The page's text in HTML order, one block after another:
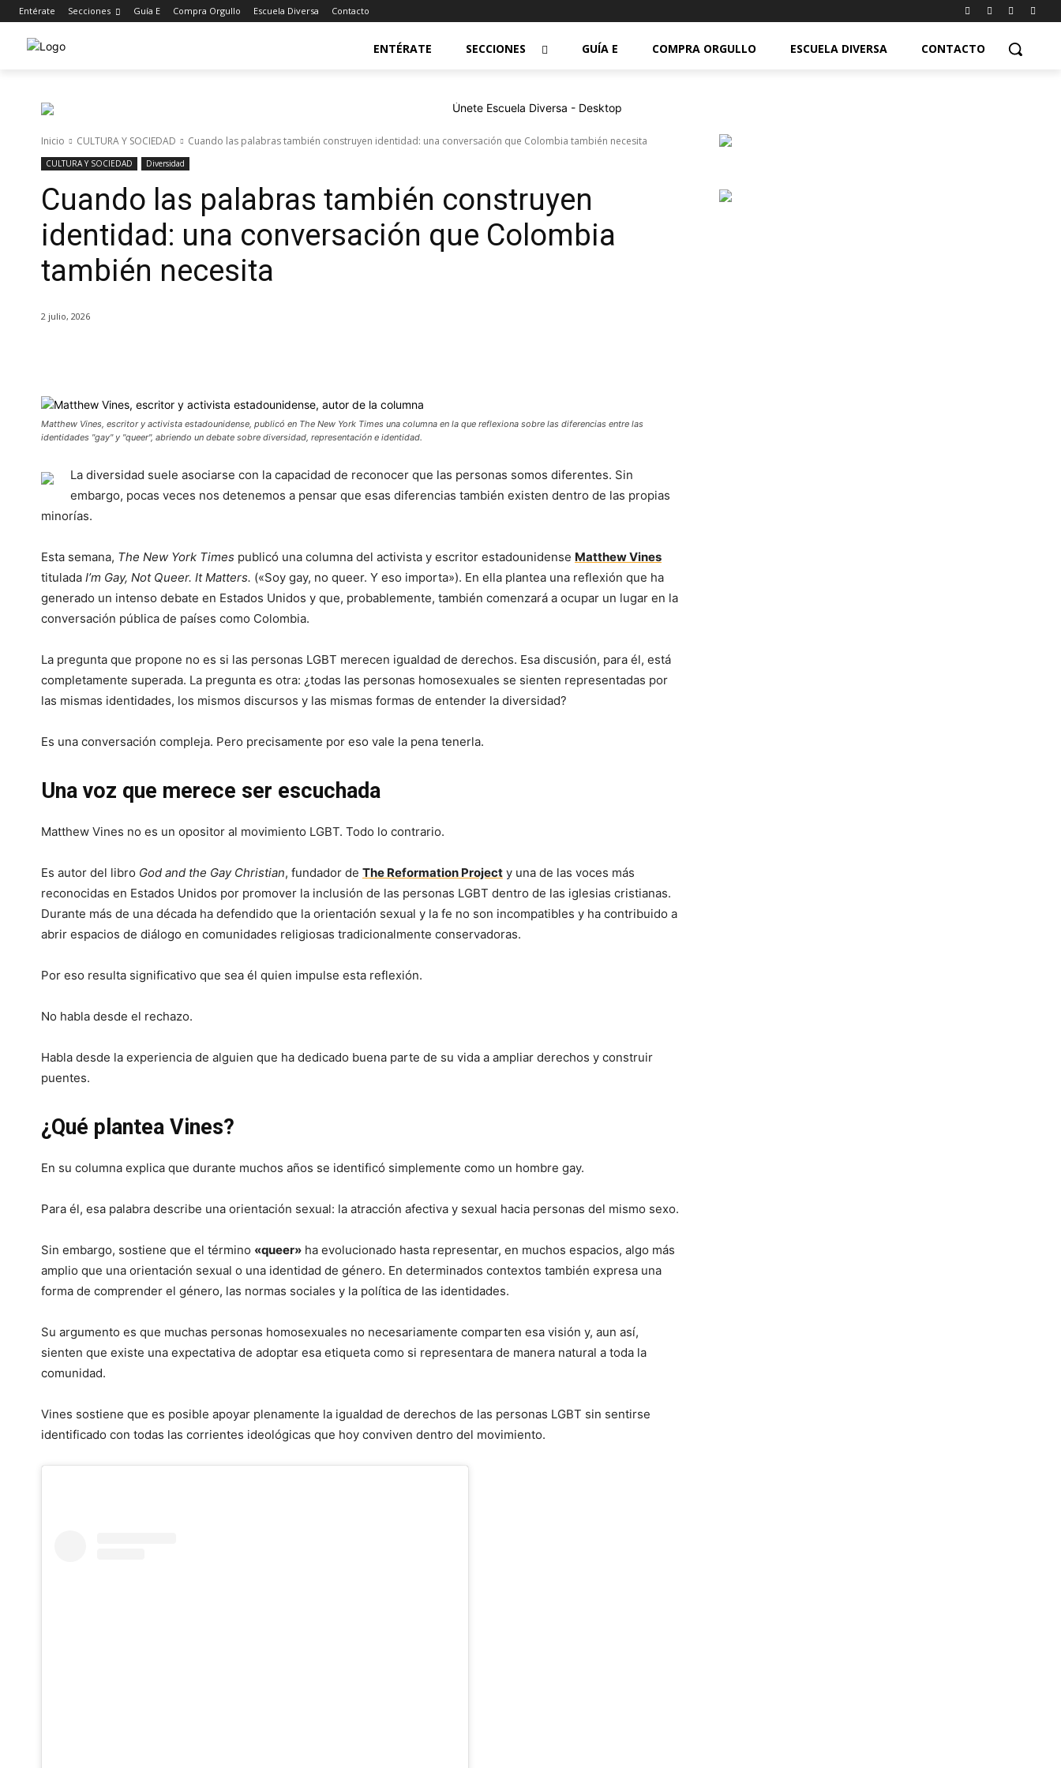
Entérate Secciones Guía E Compra Orgullo Escuela Diversa Contacto
ENTÉRATE SECCIONES GUÍA E COMPRA ORGULLO ESCUELA DIVERSA CONTACTO
Inicio CULTURA Y SOCIEDAD Cuando las palabras también construyen identidad: una conversación que Colombia también necesita
CULTURA Y SOCIEDAD Diversidad
Cuando las palabras también construyen
identidad: una conversación que Colombia
también necesita
2 julio, 2026
Matthew Vines, escritor y activista estadounidense, publicó en The New York Times una columna en la que reflexiona sobre las diferencias entre las
identidades "gay" y "queer", abriendo un debate sobre diversidad, representación e identidad.
La diversidad suele asociarse con la capacidad de reconocer que las personas somos diferentes. Sin
embargo, pocas veces nos detenemos a pensar que esas diferencias también existen dentro de las propias
minorías.
Esta semana, The New York Times publicó una columna del activista y escritor estadounidense Matthew Vines
titulada I’m Gay, Not Queer. It Matters. («Soy gay, no queer. Y eso importa»). En ella plantea una reflexión que ha
generado un intenso debate en Estados Unidos y que, probablemente, también comenzará a ocupar un lugar en la
conversación pública de países como Colombia.
La pregunta que propone no es si las personas LGBT merecen igualdad de derechos. Esa discusión, para él, está
completamente superada. La pregunta es otra: ¿todas las personas homosexuales se sienten representadas por
las mismas identidades, los mismos discursos y las mismas formas de entender la diversidad?
Es una conversación compleja. Pero precisamente por eso vale la pena tenerla.
Una voz que merece ser escuchada
Matthew Vines no es un opositor al movimiento LGBT. Todo lo contrario.
Es autor del libro God and the Gay Christian, fundador de The Reformation Project y una de las voces más
reconocidas en Estados Unidos por promover la inclusión de las personas LGBT dentro de las iglesias cristianas.
Durante más de una década ha defendido que la orientación sexual y la fe no son incompatibles y ha contribuido a
abrir espacios de diálogo en comunidades religiosas tradicionalmente conservadoras.
Por eso resulta significativo que sea él quien impulse esta reflexión.
No habla desde el rechazo.
Habla desde la experiencia de alguien que ha dedicado buena parte de su vida a ampliar derechos y construir
puentes.
¿Qué plantea Vines?
En su columna explica que durante muchos años se identificó simplemente como un hombre gay.
Para él, esa palabra describe una orientación sexual: la atracción afectiva y sexual hacia personas del mismo sexo.
Sin embargo, sostiene que el término «queer» ha evolucionado hasta representar, en muchos espacios, algo más
amplio que una orientación sexual o una identidad de género. En determinados contextos también expresa una
forma de comprender el género, las normas sociales y la política de las identidades.
Su argumento es que muchas personas homosexuales no necesariamente comparten esa visión y, aun así,
sienten que existe una expectativa de adoptar esa etiqueta como si representara de manera natural a toda la
comunidad.
Vines sostiene que es posible apoyar plenamente la igualdad de derechos de las personas LGBT sin sentirse
identificado con todas las corrientes ideológicas que hoy conviven dentro del movimiento.